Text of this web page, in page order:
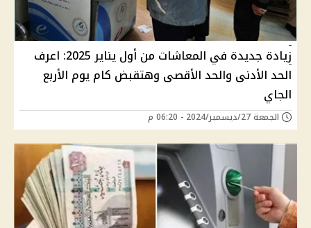
زيادة جديدة في المعاشات من أول يناير 2025: اعرف
الحد الأدنى والحد الأقصى وهتقبض كام يوم الأربع
الجاي
الجمعة 27/ديسمبر/2024 - 06:20 م